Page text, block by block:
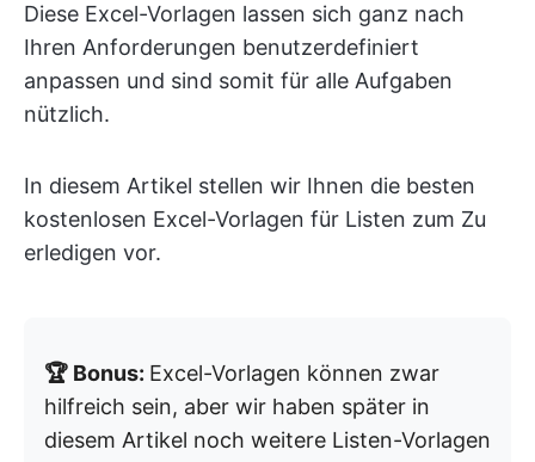
Diese Excel-Vorlagen lassen sich ganz nach
Ihren Anforderungen benutzerdefiniert
anpassen und sind somit für alle Aufgaben
nützlich.
In diesem Artikel stellen wir Ihnen die besten
kostenlosen Excel-Vorlagen für Listen zum Zu
erledigen vor.
🏆 Bonus: Excel-Vorlagen können zwar
hilfreich sein, aber wir haben später in
diesem Artikel noch weitere Listen-Vorlagen